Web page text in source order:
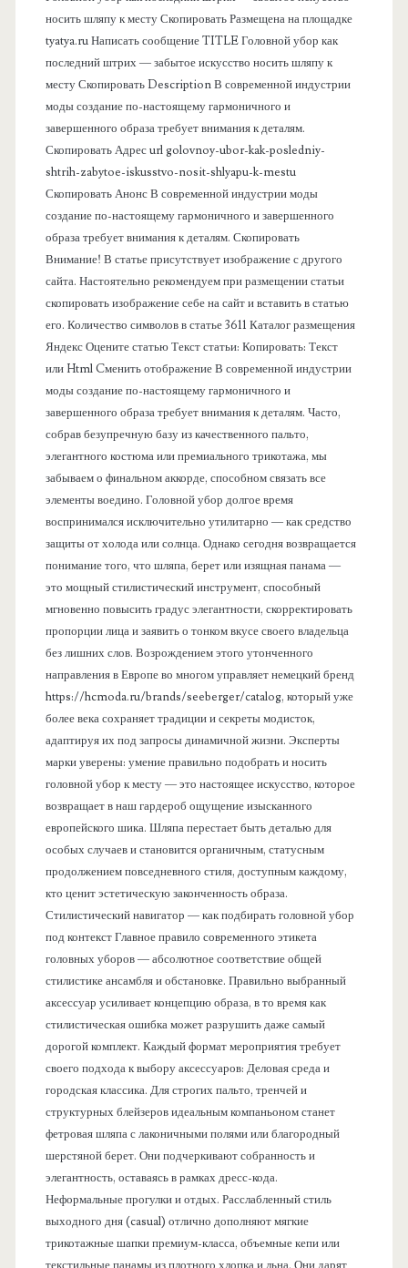
носить шляпу к месту Скопировать Размещена на площадке
tyatya.ru Написать сообщение TITLE Головной убор как
последний штрих — забытое искусство носить шляпу к
месту Скопировать Description В современной индустрии
моды создание по-настоящему гармоничного и
завершенного образа требует внимания к деталям.
Скопировать Адрес url golovnoy-ubor-kak-posledniy-
shtrih-zabytoe-iskusstvo-nosit-shlyapu-k-mestu
Скопировать Анонс В современной индустрии моды
создание по-настоящему гармоничного и завершенного
образа требует внимания к деталям. Скопировать
Внимание! В статье присутствует изображение с другого
сайта. Настоятельно рекомендуем при размещении статьи
скопировать изображение себе на сайт и вставить в статью
его. Количество символов в статье 3611 Каталог размещения
Яндекс Оцените статью Текст статьи: Копировать: Текст
или Html Cменить отображение В современной индустрии
моды создание по-настоящему гармоничного и
завершенного образа требует внимания к деталям. Часто,
собрав безупречную базу из качественного пальто,
элегантного костюма или премиального трикотажа, мы
забываем о финальном аккорде, способном связать все
элементы воедино. Головной убор долгое время
воспринимался исключительно утилитарно — как средство
защиты от холода или солнца. Однако сегодня возвращается
понимание того, что шляпа, берет или изящная панама —
это мощный стилистический инструмент, способный
мгновенно повысить градус элегантности, скорректировать
пропорции лица и заявить о тонком вкусе своего владельца
без лишних слов. Возрождением этого утонченного
направления в Европе во многом управляет немецкий бренд
https://hcmoda.ru/brands/seeberger/catalog, который уже
более века сохраняет традиции и секреты модисток,
адаптируя их под запросы динамичной жизни. Эксперты
марки уверены: умение правильно подобрать и носить
головной убор к месту — это настоящее искусство, которое
возвращает в наш гардероб ощущение изысканного
европейского шика. Шляпа перестает быть деталью для
особых случаев и становится органичным, статусным
продолжением повседневного стиля, доступным каждому,
кто ценит эстетическую законченность образа.
Стилистический навигатор — как подбирать головной убор
под контекст Главное правило современного этикета
головных уборов — абсолютное соответствие общей
стилистике ансамбля и обстановке. Правильно выбранный
аксессуар усиливает концепцию образа, в то время как
стилистическая ошибка может разрушить даже самый
дорогой комплект. Каждый формат мероприятия требует
своего подхода к выбору аксессуаров: Деловая среда и
городская классика. Для строгих пальто, тренчей и
структурных блейзеров идеальным компаньоном станет
фетровая шляпа с лаконичными полями или благородный
шерстяной берет. Они подчеркивают собранность и
элегантность, оставаясь в рамках дресс-кода.
Неформальные прогулки и отдых. Расслабленный стиль
выходного дня (casual) отлично дополняют мягкие
трикотажные шапки премиум-класса, объемные кепи или